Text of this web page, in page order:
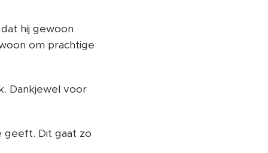
hij gewoon
om prachtige
Dankjewel voor
geeft. Dit gaat zo